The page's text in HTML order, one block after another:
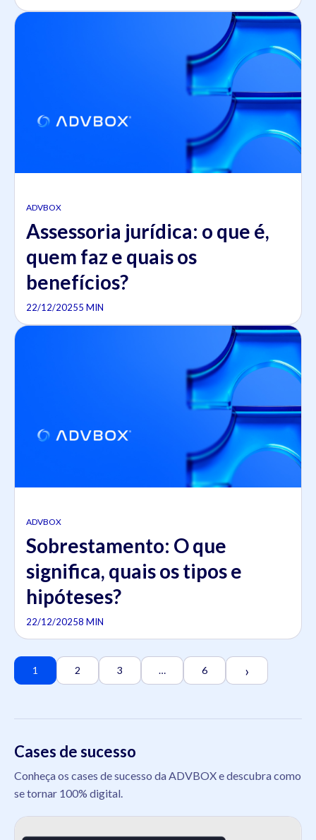
ADVBOX
Assessoria jurídica: o que é,
quem faz e quais os
benefícios?
22/12/20255 MIN
ADVBOX
Sobrestamento: O que
significa, quais os tipos e
hipóteses?
22/12/20258 MIN
1 2 3 … 6 ›
Cases de sucesso
Conheça os cases de sucesso da ADVBOX e descubra como
se tornar 100% digital.